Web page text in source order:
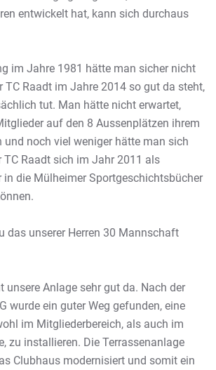
entwickelt hat, kann sich durchaus
im Jahre 1981 hätte man sicher nicht
TC Raadt im Jahre 2014 so gut da steht,
tut. Man hätte nicht erwartet,
auf den 8 Aussenplätzen ihrem
und noch viel weniger hätte man sich
TC Raadt sich im Jahr 2011 als
in die Mülheimer Sportgeschichtsbücher
das unserer Herren 30 Mannschaft
unsere Anlage sehr gut da. Nach der
wurde ein guter Weg gefunden, eine
im Mitgliederbereich, als auch im
zu installieren. Die Terrassenanlage
Clubhaus modernisiert und somit ein